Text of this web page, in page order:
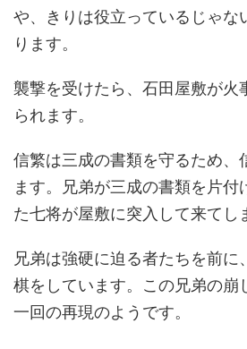
や、きりは役立っているじゃな
ります。
襲撃を受けたら、石田屋敷が火
られます。
信繁は三成の書類を守るため、
ます。兄弟が三成の書類を片付
た七将が屋敷に突入して来てし
兄弟は強硬に迫る者たちを前に
棋をしています。この兄弟の崩
一回の再現のようです。